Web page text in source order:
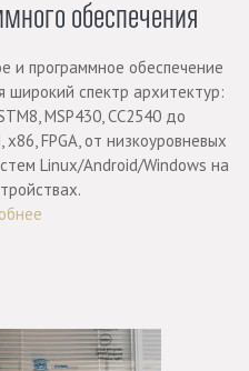
обеспечения
и программное обеспечение
широкий спектр архитектур:
MSP430, CC2540 до
FPGA, от низкоуровневых
Linux/Android/Windows на